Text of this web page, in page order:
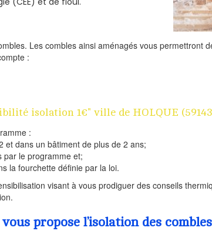
Les combles ainsi aménagés vous permettront
:
isolation 1€" ville de HOLQUE
:
et dans un bâtiment de plus de 2 ans;
par le programme et;
la fourchette définie par la loi.
visant à vous prodiguer des conseils
propose l’isolation des